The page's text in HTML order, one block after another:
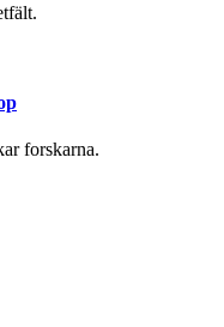
forskarna.